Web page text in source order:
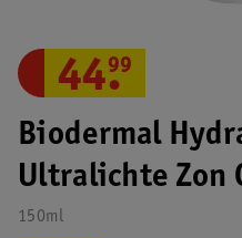
Biodermal
Ultralichte Zon
150ml
44.
99